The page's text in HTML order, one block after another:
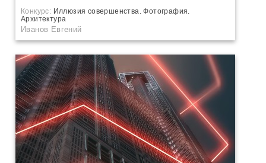
Конкурс: Иллюзия совершенства. Фотография.
Архитектура
Иванов Евгений